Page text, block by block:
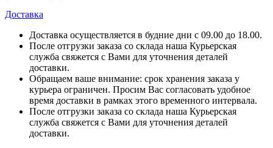
Доставка
Доставка осуществляется в будние дни с 09.00 до 18.00.
После отгрузки заказа со склада наша Курьерская
служба свяжется с Вами для уточнения деталей
доставки.
Обращаем ваше внимание: срок хранения заказа у
курьера ограничен. Просим Вас согласовать удобное
время доставки в рамках этого временного интервала.
После отгрузки заказа со склада наша Курьерская
служба свяжется с Вами для уточнения деталей
доставки.